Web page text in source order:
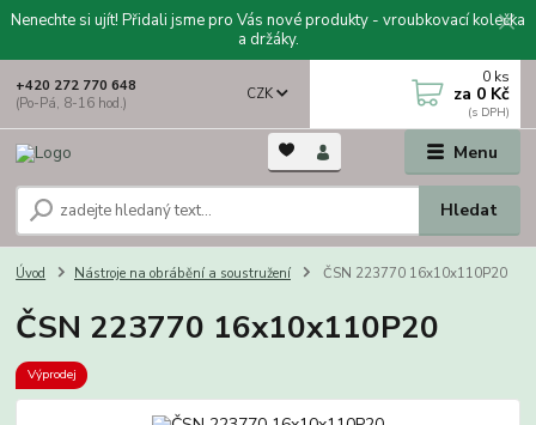
Nenechte si ujít! Přidali jsme pro Vás nové produkty - vroubkovací kolečka
a držáky.
Menu
CZK
Hledat
+420 272 770 648
(Po-Pá, 8-16 hod.)
0 ks
za 0 Kč
Úvod Nástroje na obrábění a soustružení ČSN 223770 16x10x110P20
ČSN 223770 16x10x110P20
Výprodej